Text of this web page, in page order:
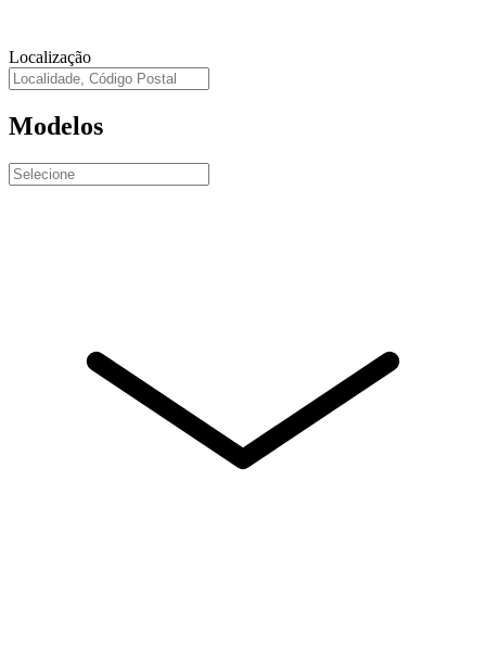
Localização
Modelos